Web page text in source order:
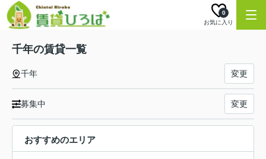
お気に入り
0
千年の賃貸一覧
千年 変更
募集中 変更
おすすめのエリア